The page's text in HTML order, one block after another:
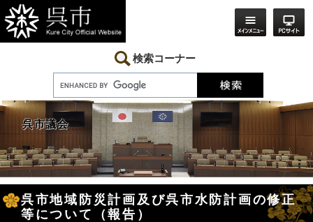
ー
ジ
の
ニ
ュ
ー
て
検索コーナー
呉市議会
文
呉市地域防災計画及び呉市水防計画の修正
等について（報告）